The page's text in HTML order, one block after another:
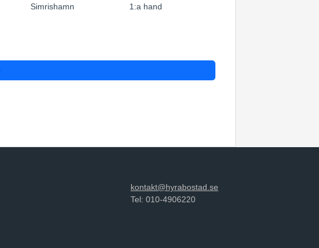
Simrishamn
1:a hand
kontakt@hyrabostad.se
Tel: 010-4906220